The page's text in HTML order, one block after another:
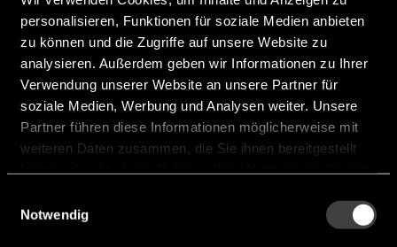
personalisieren, Funktionen für soziale Medien anbieten
zu können und die Zugriffe auf unsere Website zu
analysieren. Außerdem geben wir Informationen zu Ihrer
Verwendung unserer Website an unsere Partner für
soziale Medien, Werbung und Analysen weiter. Unsere
Partner führen diese Informationen möglicherweise mit
weiteren Daten zusammen, die Sie ihnen bereitgestellt
Notwendig
Frequency [Hz]:1.200 Hz ... 20.000 Hz
Hersteller:Veco
16CR08G-9